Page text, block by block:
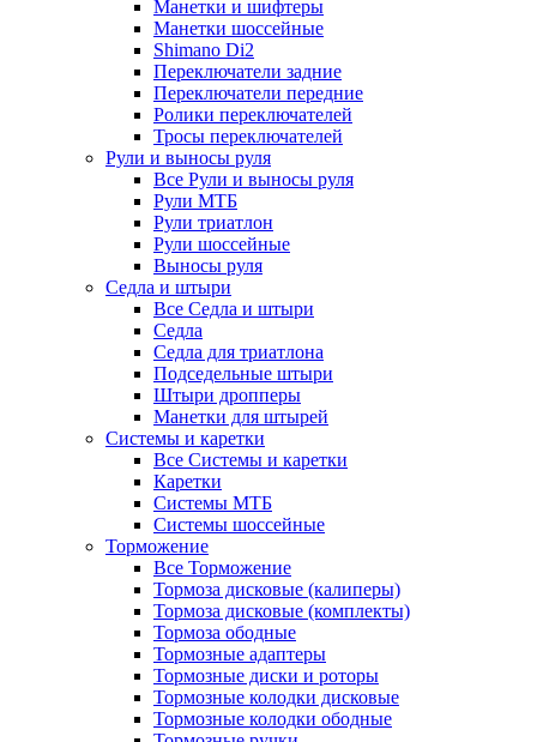
Манетки и шифтеры
Манетки шоссейные
Shimano Di2
Переключатели задние
Переключатели передние
Ролики переключателей
Тросы переключателей
Рули и выносы руля
Все Рули и выносы руля
Рули МТБ
Рули триатлон
Рули шоссейные
Выносы руля
Седла и штыри
Все Седла и штыри
Седла
Седла для триатлона
Подседельные штыри
Штыри дропперы
Манетки для штырей
Системы и каретки
Все Системы и каретки
Каретки
Системы МТБ
Системы шоссейные
Торможение
Все Торможение
Тормоза дисковые (калиперы)
Тормоза дисковые (комплекты)
Тормоза ободные
Тормозные адаптеры
Тормозные диски и роторы
Тормозные колодки дисковые
Тормозные колодки ободные